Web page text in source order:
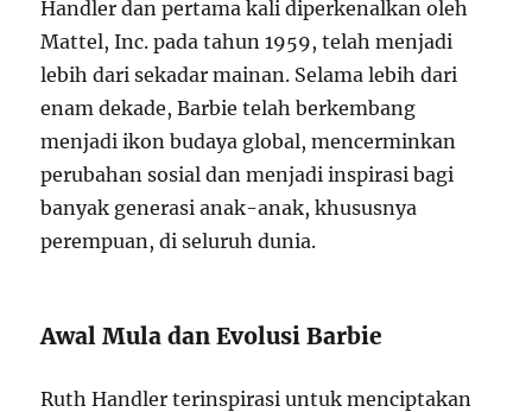
Handler dan pertama kali diperkenalkan oleh
Mattel, Inc. pada tahun 1959, telah menjadi
lebih dari sekadar mainan. Selama lebih dari
enam dekade, Barbie telah berkembang
menjadi ikon budaya global, mencerminkan
perubahan sosial dan menjadi inspirasi bagi
banyak generasi anak-anak, khususnya
perempuan, di seluruh dunia.
Awal Mula dan Evolusi Barbie
Ruth Handler terinspirasi untuk menciptakan